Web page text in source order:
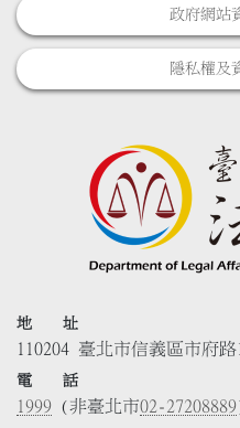
政府網站
隱私權及
地 址
110204 臺北市信義區市府
電 話
1999 (非臺北市02-27208889